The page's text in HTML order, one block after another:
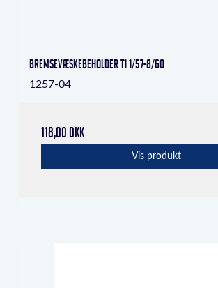
Bremsevæskebeholder T1 1/57-8/60
1257-04
118,00 DKK
Vis produkt